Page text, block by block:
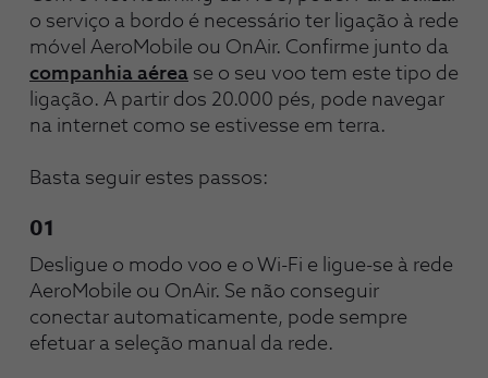
o serviço a bordo é necessário ter ligação à rede
companhia aérea se o seu voo tem este tipo de
ligação. A partir dos 20.000 pés, pode navegar
na internet como se estivesse em terra.
Basta seguir estes passos:
01
Desligue o modo voo e o Wi-Fi e ligue-se à rede
AeroMobile ou OnAir. Se não conseguir
conectar automaticamente, pode sempre
efetuar a seleção manual da rede.